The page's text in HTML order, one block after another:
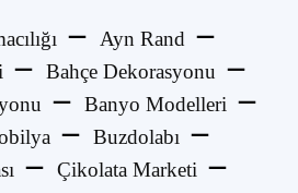
Ayn Rand
Bahçe Dekorasyonu
Banyo Modelleri
Buzdolabı
Çikolata Marketi